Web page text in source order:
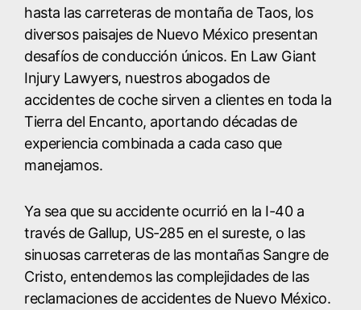
hasta las carreteras de montaña de Taos, los
diversos paisajes de Nuevo México presentan
desafíos de conducción únicos. En Law Giant
Injury Lawyers, nuestros abogados de
accidentes de coche sirven a clientes en toda la
Tierra del Encanto, aportando décadas de
experiencia combinada a cada caso que
manejamos.
Ya sea que su accidente ocurrió en la I-40 a
través de Gallup, US-285 en el sureste, o las
sinuosas carreteras de las montañas Sangre de
Cristo, entendemos las complejidades de las
reclamaciones de accidentes de Nuevo México.